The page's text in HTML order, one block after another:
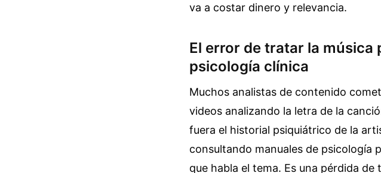
va a costar dinero y relevancia.
El error de tratar la música
psicología clínica
Muchos analistas de contenido
videos analizando la letra de la
fuera el historial psiquiátrico de la
consultando manuales de psicología
que habla el tema. Es una pérdida de